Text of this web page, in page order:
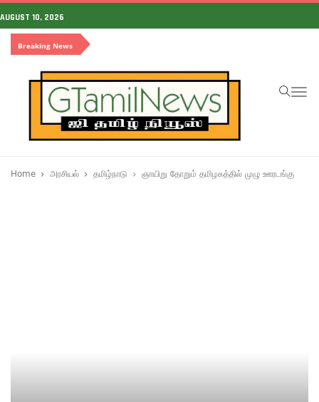
AUGUST 10, 2026
Breaking News
Home அரசியல் தமிழ்நாடு ஞாயிறு தோறும் தமிழகத்தில் முழு ஊரடங்கு